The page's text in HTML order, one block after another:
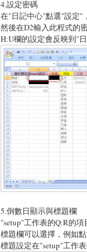
4.設定密碼
在"日記中心"點選"設定"
然後在D2輸入此程式的密
H:U欄的設定會反映到"
5.倒數日顯示與標題欄
"setup"工作表的Q:R的
標題欄可以選擇，例如
標題設定在"setup"工作表